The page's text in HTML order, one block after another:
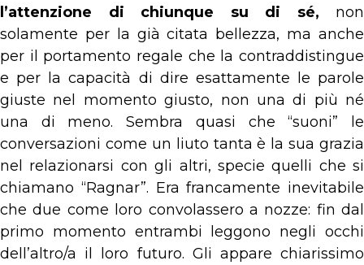
l’attenzione di chiunque su di sé, non
solamente per la già citata bellezza, ma anche
per il portamento regale che la contraddistingue
e per la capacità di dire esattamente le parole
giuste nel momento giusto, non una di più né
una di meno. Sembra quasi che “suoni” le
conversazioni come un liuto tanta è la sua grazia
nel relazionarsi con gli altri, specie quelli che si
chiamano “Ragnar”. Era francamente inevitabile
che due come loro convolassero a nozze: fin dal
primo momento entrambi leggono negli occhi
dell’altro/a il loro futuro. Gli appare chiarissimo